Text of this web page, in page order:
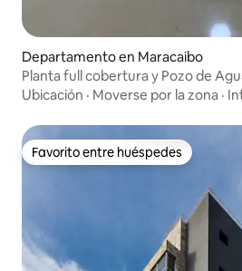
Departamento en Maracaibo
Planta full cobertura y Pozo de
Ubicación · Moverse por la zona ·
Favorito entre huéspedes
Favorito entre huéspedes